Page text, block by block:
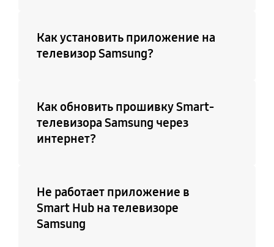
Как установить приложение на
телевизор Samsung?
Как обновить прошивку Smart-
телевизора Samsung через
интернет?
Не работает приложение в
Smart Hub на телевизоре
Samsung